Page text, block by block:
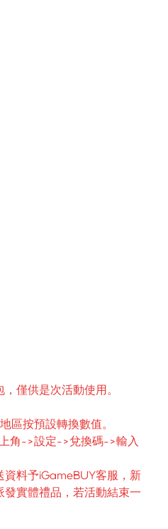
僅供是次活動使用。
區按預設轉換數值。
角->設定->兌換碼->輸入
料予iGameBUY客服，新
實體禮品，若活動結束一